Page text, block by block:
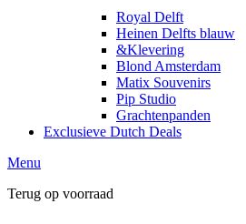
Royal Delft
Heinen Delfts blauw
&Klevering
Blond Amsterdam
Matix Souvenirs
Pip Studio
Grachtenpanden
Exclusieve Dutch Deals
Menu
Terug op voorraad